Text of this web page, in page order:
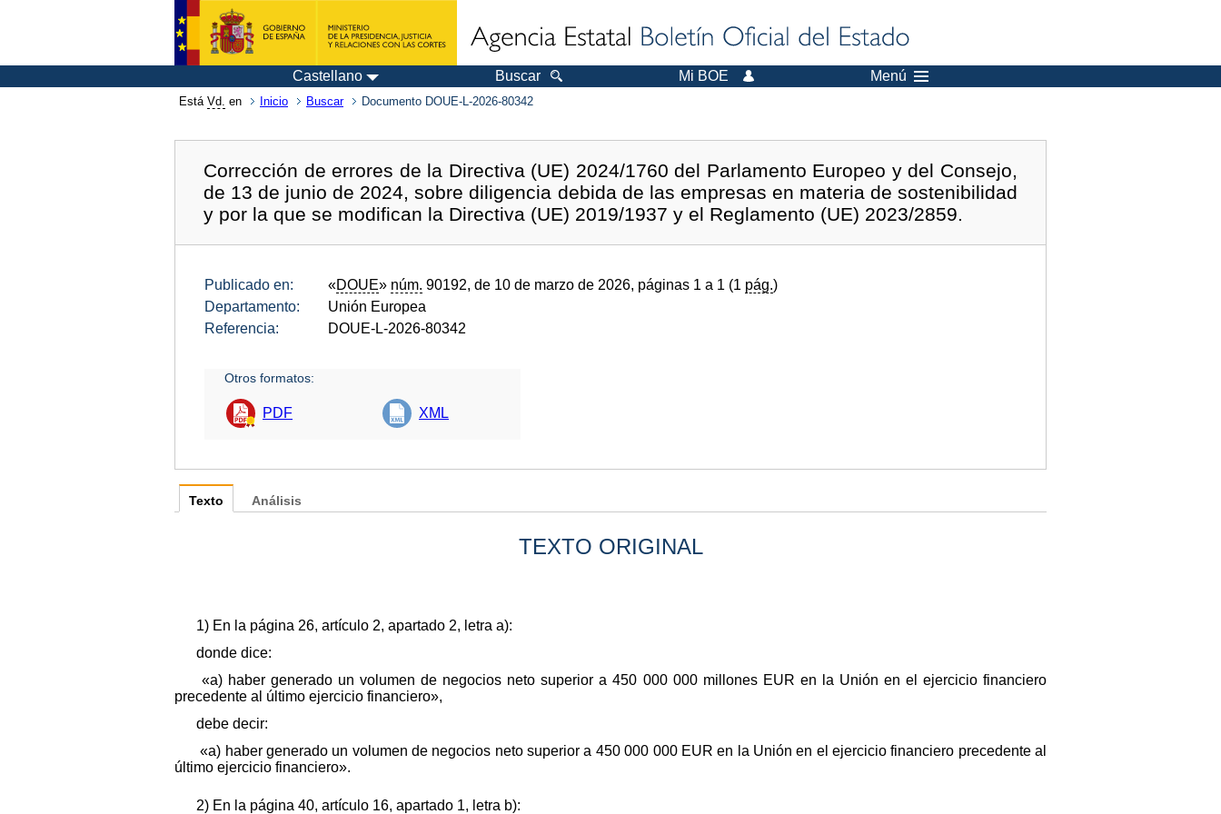
Castellano Buscar Mi BOE Menú
Está Vd. en Inicio Buscar Documento DOUE-L-2026-80342
Corrección de errores de la Directiva (UE) 2024/1760 del Parlamento Europeo y del Consejo,
de 13 de junio de 2024, sobre diligencia debida de las empresas en materia de sostenibilidad
y por la que se modifican la Directiva (UE) 2019/1937 y el Reglamento (UE) 2023/2859.
Publicado en: «DOUE» núm. 90192, de 10 de marzo de 2026, páginas 1 a 1 (1 pág.)
Departamento:
Unión Europea
Referencia:
DOUE-L-2026-80342
Otros formatos:
PDF XML
Texto
TEXTO ORIGINAL
1) En la página 26, artículo 2, apartado 2, letra a):
donde dice:
«a) haber generado un volumen de negocios neto superior a 450 000 000 millones EUR en la Unión en el ejercicio financiero
precedente al último ejercicio financiero»,
debe decir:
«a) haber generado un volumen de negocios neto superior a 450 000 000 EUR en la Unión en el ejercicio financiero precedente al
último ejercicio financiero».
2) En la página 40, artículo 16, apartado 1, letra b):
Análisis